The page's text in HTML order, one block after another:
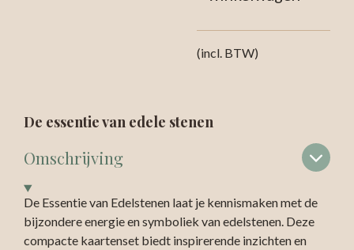
(incl. BTW)
De essentie van edele stenen
Omschrijving
De Essentie van Edelstenen laat je kennismaken met de
bijzondere energie en symboliek van edelstenen. Deze
compacte kaartenset biedt inspirerende inzichten en